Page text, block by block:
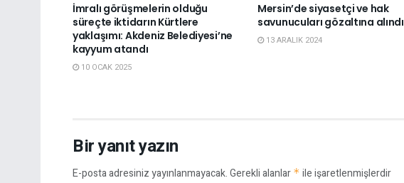
İmralı görüşmelerin olduğu
süreçte iktidarın Kürtlere
yaklaşımı: Akdeniz Belediyesi’ne
kayyum atandı
10 OCAK 2025
Mersin’de siyasetçi ve hak
savunucuları gözaltına alındı
13 ARALIK 2024
Bir yanıt yazın
E-posta adresiniz yayınlanmayacak.Gerekli alanlar * ile işaretlenmişlerdir